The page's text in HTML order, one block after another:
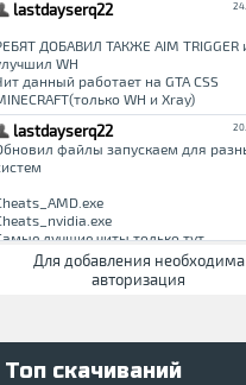
1.5.2
Для добавления необходима
авторизация
Топ скачиваний